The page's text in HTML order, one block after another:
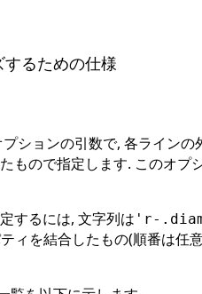
るための仕様
ションの引数で, 各ライン
もので指定します. このオ
するには, 文字列は 'r-
ィを結合したもの(順番は